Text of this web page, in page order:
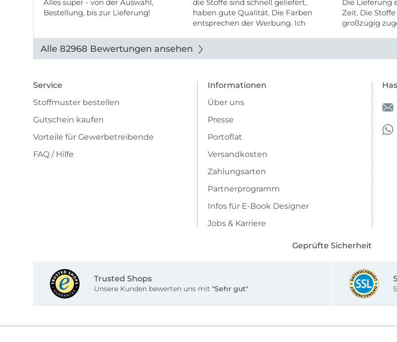
Alles super - von der Auswahl,
Bestellung, bis zur Lieferung!
die Stoffe sind schnell geliefert,
haben gute Qualität. Die Farben
entsprechen der Werbung. Ich
auch die Firma empfehlen.
Die Lieferung
Zeit. Die Stoffe sind super und
großzügig
Alle 82968 Bewertungen ansehen
Service
Stoffmuster bestellen
Gutschein kaufen
Vorteile für Gewerbetreibende
FAQ / Hilfe
Informationen
Über uns
Presse
Portoflat
Versandkosten
Zahlungsarten
Partnerprogramm
Infos für E-Book Designer
Jobs & Karriere
Geprüfte Sicherheit
Trusted Shops
Unsere Kunden bewerten uns mit "Sehr gut"